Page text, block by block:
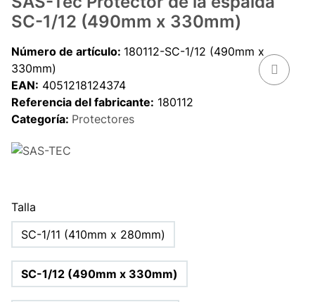
SC-1/12 (490mm x 330mm)
Número de artículo: 180112-SC-1/12 (490mm x
330mm)
EAN: 4051218124374
Referencia del fabricante: 180112
Categoría: Protectores
Talla
SC-1/11 (410mm x 280mm)
SC-1/12 (490mm x 330mm)